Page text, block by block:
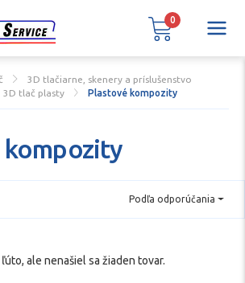
3D tlačiarne, skenery a príslušenstvo
3D tlač plasty Plastové kompozity
Podľa odporúčania
ale nenašiel sa žiaden tovar.
0